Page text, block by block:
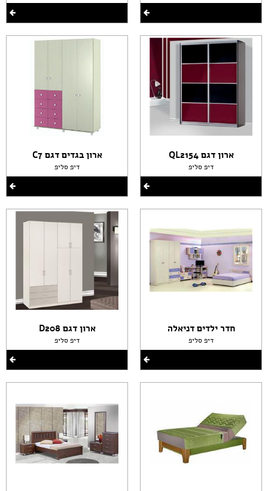
ארון דגם QL2154
דיפ סליפ
חדר ילדים דניאלה
דיפ סליפ
ארון בגדים דגם C7
דיפ סליפ
ארון דגם D208
דיפ סליפ